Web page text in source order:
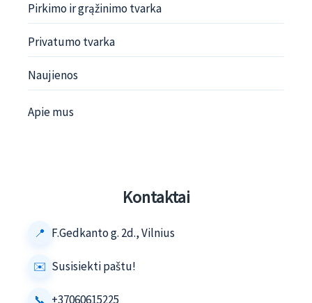
Pirkimo ir grąžinimo tvarka
Privatumo tvarka
Naujienos
Apie mus
Kontaktai
F.Gedkanto g. 2d., Vilnius
Susisiekti paštu!
+37060615225